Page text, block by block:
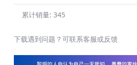
累计销量: 345
下载遇到问题？可联系客服或反馈